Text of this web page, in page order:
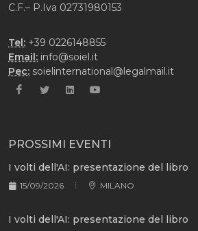
C.F.– P.Iva 02731980153
Tel: +39 0226148855
Email: info@soiel.it
Pec: soielinternational@legalmail.it
PROSSIMI EVENTI
I volti dell'AI: presentazione del libro
15/09/2026 MILANO
I volti dell'AI: presentazione del libro